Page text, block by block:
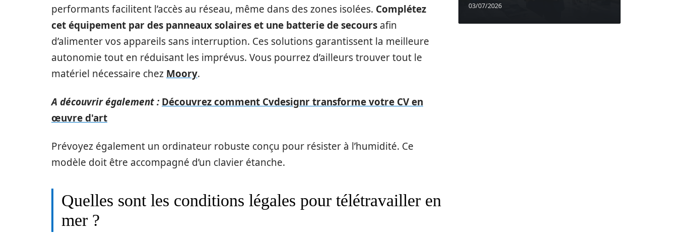
performants facilitent l’accès au réseau, même dans des zones isolées. Complétez
cet équipement par des panneaux solaires et une batterie de secours afin
d’alimenter vos appareils sans interruption. Ces solutions garantissent la meilleure
autonomie tout en réduisant les imprévus. Vous pourrez d’ailleurs trouver tout le
matériel nécessaire chez Moory.
A découvrir également : Découvrez comment Cvdesignr transforme votre CV en
œuvre d'art
Prévoyez également un ordinateur robuste conçu pour résister à l’humidité. Ce
modèle doit être accompagné d’un clavier étanche.
Quelles sont les conditions légales pour télétravailler en
mer ?
03/07/2026